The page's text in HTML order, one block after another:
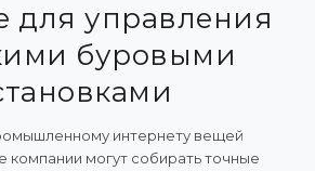
для управления
буровыми
интернету вещей
компании могут собирать точные